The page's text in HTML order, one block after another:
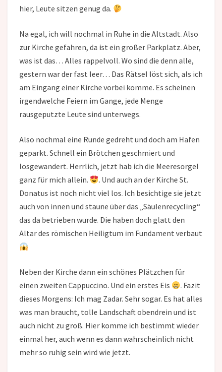
hier, Leute sitzen genug da.
Na egal, ich will nochmal in Ruhe in die Altstadt. Also
zur Kirche gefahren, da ist ein großer Parkplatz. Aber,
was ist das… Alles rappelvoll. Wo sind die denn alle,
gestern war der fast leer… Das Rätsel löst sich, als ich
am Eingang einer Kirche vorbei komme. Es scheinen
irgendwelche Feiern im Gange, jede Menge
rausgeputzte Leute sind unterwegs.
Also nochmal eine Runde gedreht und doch am Hafen
geparkt. Schnell ein Brötchen geschmiert und
losgewandert. Herrlich, jetzt hab ich die Meeresorgel
ganz für mich allein.
. Und auch an der Kirche St.
Donatus ist noch nicht viel los. Ich besichtige sie jetzt
auch von innen und staune über das „Säulenrecycling“
das da betrieben wurde. Die haben doch glatt den
Altar des römischen Heiligtum im Fundament verbaut
Neben der Kirche dann ein schönes Plätzchen für
einen zweiten Cappuccino. Und ein erstes Eis
. Fazit
dieses Morgens: Ich mag Zadar. Sehr sogar. Es hat alles
was man braucht, tolle Landschaft obendrein und ist
auch nicht zu groß. Hier komme ich bestimmt wieder
einmal her, auch wenn es dann wahrscheinlich nicht
mehr so ruhig sein wird wie jetzt.